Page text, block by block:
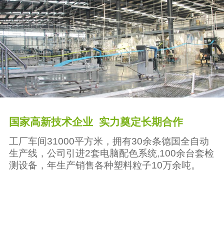
国家高新技术企业 实力奠定长期合作
工厂车间31000平方米，拥有30余条德国全自动
生产线，公司引进2套电脑配色系统,100余台套检
测设备，年生产销售各种塑料粒子10万余吨。